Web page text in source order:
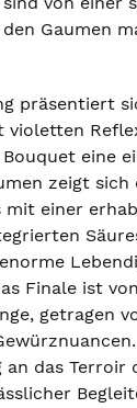
Gaumen
präsentiert
violetten
eine
zeigt sich
einer
Finale ist
getragen
an das Terroir